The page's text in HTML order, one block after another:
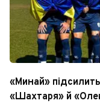
«Минай»
«Шахтаря» й